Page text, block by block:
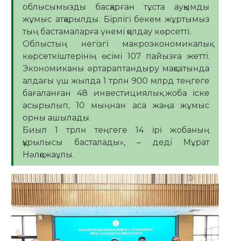
облысымызды басқарған тұста ауқымды
жұмыс атқарылды. Бірлігі бекем жұртымыз
тың бастамаларға үнемі қолдау көрсетті.
Облыстың негізгі макроэкономикалық
көрсеткіштерінің өсімі 107 пайызға жетті.
Экономиканы әртараптандыру мақсатында
алдағы үш жылда 1 трлн 900 млрд теңгеге
бағаланған 48 инвестициялық жоба іске
асырылып, 10 мыңнан аса жаңа жұмыс
орны ашылады.
Биыл 1 трлн теңгеге 14 ірі жобаның
құрылысы басталады», – деді Мұрат
Нәлқожаұлы.